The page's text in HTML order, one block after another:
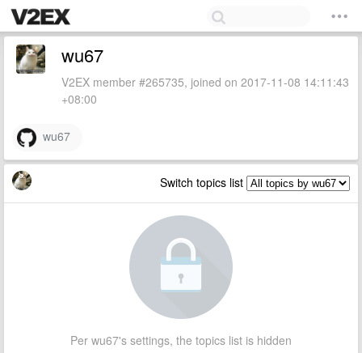
wu67
V2EX member #265735, joined on 2017-11-08 14:11:43
+08:00
wu67
Switch topics list
Per wu67's settings, the topics list is hidden